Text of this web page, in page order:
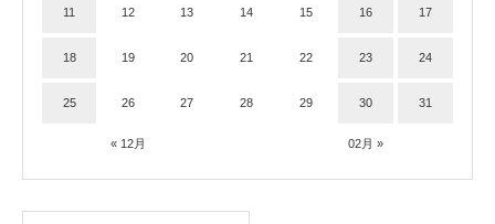
« 12月 02月 »
11 12 13 14 15 16 17
18 19 20 21 22 23 24
25 26 27 28 29 30 31